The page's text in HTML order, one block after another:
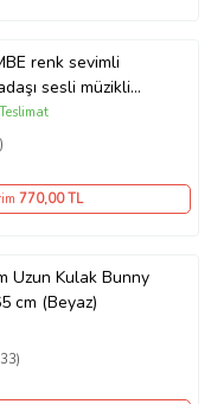
renk sevimli
sesli müzikli
770,00 TL
Uzun Kulak Bunny
cm (Beyaz)